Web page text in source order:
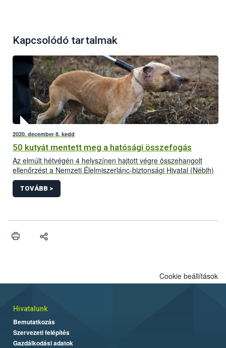
Kapcsolódó tartalmak
2020. december 8, kedd
50 kutyát mentett meg a hatósági összefogás
Az elmúlt hétvégén 4 helyszínen hajtott végre összehangolt
ellenőrzést a Nemzeti Élelmiszerlánc-biztonsági Hivatal (Nébih)
a Készenléti Rendőrség Nemzeti Nyomozó Iroda (KR NNI)
szervezésében, további rendőri egységekkel együttműködve. A
közös akciónak köszönhetően 50 rossz körülmények között
TOVÁBB >
Cookie beállítások
Hivatalunk
Bemutatkozás
Szervezeti felépítés
Gazdálkodási adatok